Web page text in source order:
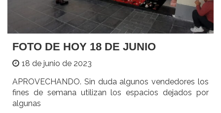
FOTO DE HOY 18 DE JUNIO
18 de junio de 2023
APROVECHANDO. Sin duda algunos vendedores los
fines de semana utilizan los espacios dejados por
algunas